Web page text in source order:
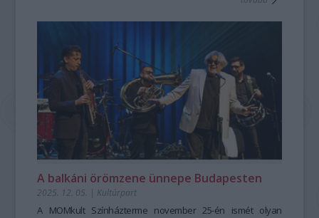
A balkáni örömzene ünnepe Budapesten
2025. 12. 05. | Kultúrpart
A MOMkult Színházterme november 25-én ismét olyan